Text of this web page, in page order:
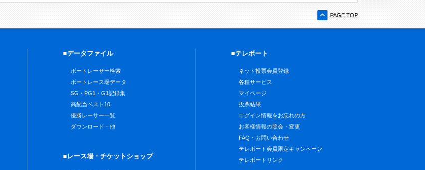
PAGE TOP
■データファイル
ボートレーサー検索
ボートレース場データ
SG・PG1・G1記録集
高配当ベスト10
優勝レーサー一覧
ダウンロード・他
■レース場・チケットショップ
■テレボート
ネット投票会員登録
各種サービス
マイページ
投票結果
ログイン情報をお忘れの方
お客様情報の照会・変更
FAQ・お問い合わせ
テレボート会員限定キャンペーン
テレボートリンク